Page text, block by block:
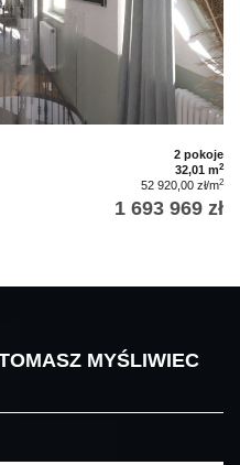
2 pokoje
32,01 m2
52 920,00 zł/m2
1 693 969 zł
MYŚLIWIEC